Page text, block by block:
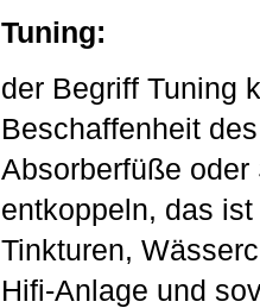
Tuning:
der Begriff Tuning
Beschaffenheit
Absorberfüße
entkoppeln, das
Tinkturen,
Hifi-Anlage und